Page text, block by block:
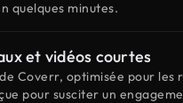
quelques minutes.
et vidéos courtes
Coverr, optimisée pour les
pour susciter un